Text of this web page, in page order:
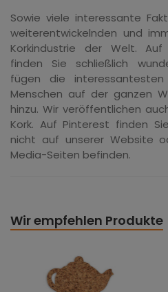
Sowie viele interessante
weiterentwickelnden und
Korkindustrie der Welt. Auf
finden Sie schließlich
fügen die interessantesten
Menschen auf der ganzen
hinzu. Wir veröffentlichen
Kork. Auf Pinterest finden
nicht auf unserer Website
Media-Seiten befinden.
Wir empfehlen Produkte